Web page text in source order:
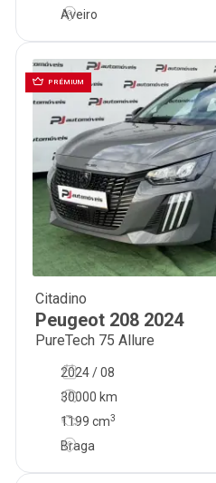
Aveiro
PRÉMIUM
Citadino
Peugeot 208 2024
PureTech 75 Allure
2024 / 08
30000 km
1199 cm3
Braga